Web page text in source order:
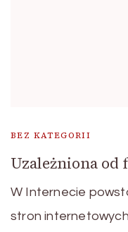
BEZ KATEGORII
Uzależniona od
W Internecie
stron